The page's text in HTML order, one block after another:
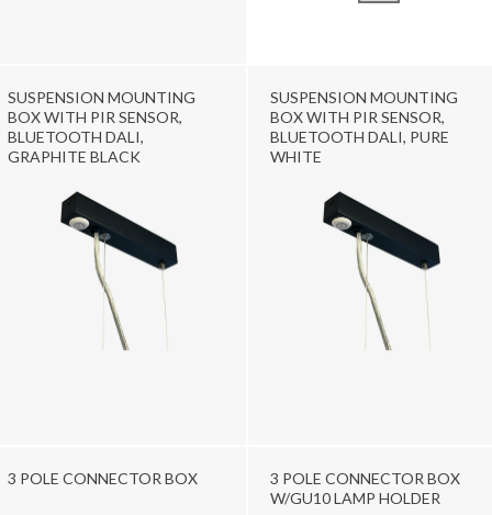
SUSPENSION MOUNTING
BOX WITH PIR SENSOR,
BLUETOOTH DALI,
GRAPHITE BLACK
SUSPENSION MOUNTING
BOX WITH PIR SENSOR,
BLUETOOTH DALI, PURE
WHITE
3 POLE CONNECTOR BOX
3 POLE CONNECTOR BOX
W/GU10 LAMP HOLDER